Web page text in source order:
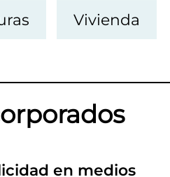
Vivienda
en medios